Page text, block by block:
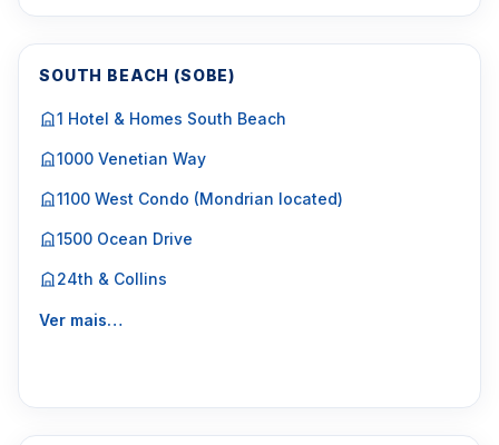
SOUTH BEACH (SOBE)
1 Hotel & Homes South Beach
1000 Venetian Way
1100 West Condo (Mondrian located)
1500 Ocean Drive
24th & Collins
Ver mais…